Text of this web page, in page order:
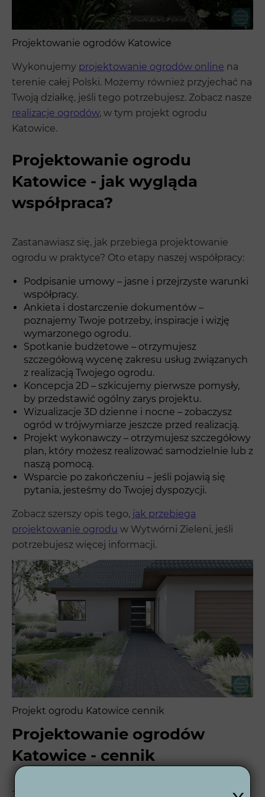
Projektowanie ogrodów Katowice
Wykonujemy projektowanie ogrodów online na
terenie całej Polski. Możemy również przyjechać na
Twoją działkę, jeśli tego potrzebujesz. Zobacz nasze
realizacje ogrodów, w tym projekt ogrodu
Katowice.
Projektowanie ogrodu
Katowice - jak wygląda
współpraca?
Zastanawiasz się, jak przebiega projektowanie
ogrodu w praktyce? Oto etapy naszej współpracy:
Podpisanie umowy – jasne i przejrzyste warunki
współpracy.
Ankieta i dostarczenie dokumentów –
poznajemy Twoje potrzeby, inspiracje i wizję
wymarzonego ogrodu.
Spotkanie budżetowe – otrzymujesz
szczegółową wycenę zakresu usług związanych
z realizacją Twojego ogrodu.
Koncepcja 2D – szkicujemy pierwsze pomysły,
by przedstawić ogólny zarys projektu.
Wizualizacje 3D dzienne i nocne – zobaczysz
ogród w trójwymiarze jeszcze przed realizacją.
Projekt wykonawczy – otrzymujesz szczegółowy
plan, który możesz realizować samodzielnie lub z
naszą pomocą.
Wsparcie po zakończeniu – jeśli pojawią się
pytania, jesteśmy do Twojej dyspozycji.
Zobacz szerszy opis tego, jak przebiega
projektowanie ogrodu w Wytwórni Zieleni, jeśli
potrzebujesz więcej informacji.
Projekt ogrodu Katowice cennik
Projektowanie ogrodów
Katowice - cennik
Jeśli chcesz dowiedzieć się, ile kosztuje projekt